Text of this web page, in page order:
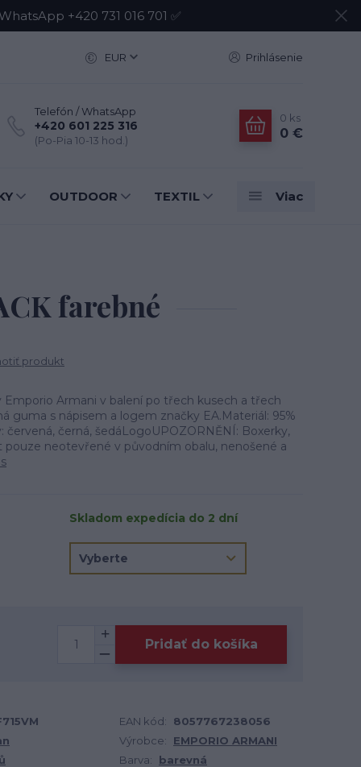
+420 731 016 701 ✅
EUR Prihlásenie
Telefón / WhatsApp
+420 601 225 316
(Po-Pia 10-13 hod.)
0 ks
0 €
OUTDOOR TEXTIL Viac
farebné
produkt
Emporio Armani v balení po třech kusech a třech
guma s nápisem a logem značky EA.Materiál: 95%
červená, černá, šedáLogoUPOZORNĚNÍ: Boxerky,
pouze neotevřené v původním obalu, nenošené a
Skladom expedícia do 2 dní
Pridať do košíka
EAN kód:
8057767238056
Výrobce:
EMPORIO ARMANI
Barva:
barevná